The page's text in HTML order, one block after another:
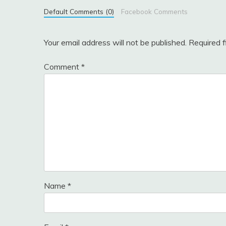
Default Comments (0) Facebook Comments
Your email address will not be published. Required
Comment *
Name *